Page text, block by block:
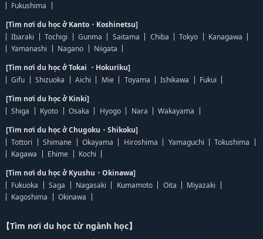
Fukushima
[Tìm nơi du học ở Kanto・Koshinetsu]
Ibaraki
Tochigi Gunma Saitama Chiba Tokyo
Kanagawa
Yamanashi
Nagano
Niigata
[Tìm nơi du học ở Tokai ・Hokuriku]
Gifu
Shizuoka Aichi Mie Toyama Ishikawa
Fukui
[Tìm nơi du học ở Kinki]
Shiga
Kyoto Osaka Hyogo Nara
Wakayama
[Tìm nơi du học ở Chugoku・Shikoku]
Tottori
Shimane Okayama Hiroshima Yamaguchi
Tokushima
Kagawa
Ehime
Kochi
[Tìm nơi du học ở Kyushu・Okinawa]
Fukuoka
Saga Nagasaki Kumamoto Oita
Miyazaki
Kagoshima
Okinawa
【Tìm nơi du học từ ngành học】